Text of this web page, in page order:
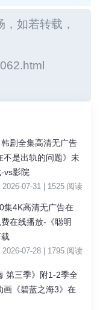
如若转载，
剧全集高清无广告
不是出轨的问题》未
vs影院
2026-07-31 | 1525 阅读
集4K高清无广告在
在线播放-《聪明
2026-07-28 | 1795 阅读
第三季》附1-2季全
画《碧蓝之海3》在